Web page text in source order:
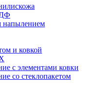
напылением
и ковкой
с элементами ковки
со стеклопакетом